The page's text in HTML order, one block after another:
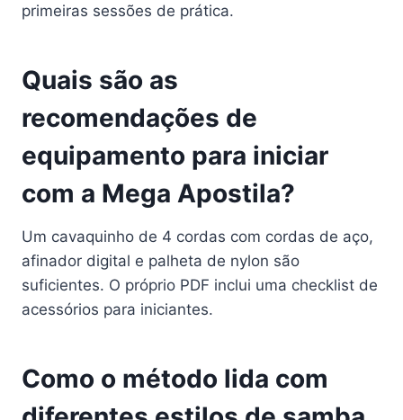
primeiras sessões de prática.
Quais são as
recomendações de
equipamento para iniciar
com a Mega Apostila?
Um cavaquinho de 4 cordas com cordas de aço,
afinador digital e palheta de nylon são
suficientes. O próprio PDF inclui uma checklist de
acessórios para iniciantes.
Como o método lida com